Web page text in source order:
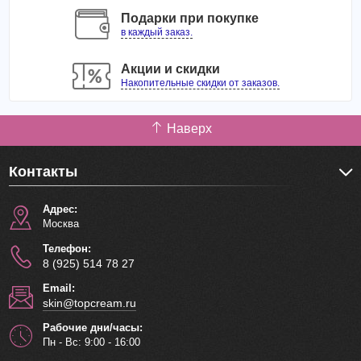
Подарки при покупке
в каждый заказ.
Акции и скидки
Накопительные скидки от заказов.
Наверх
Контакты
Адрес:
Москва
Телефон:
8 (925) 514 78 27
Email:
skin@topcream.ru
Рабочие дни/часы:
Пн - Вс: 9:00 - 16:00